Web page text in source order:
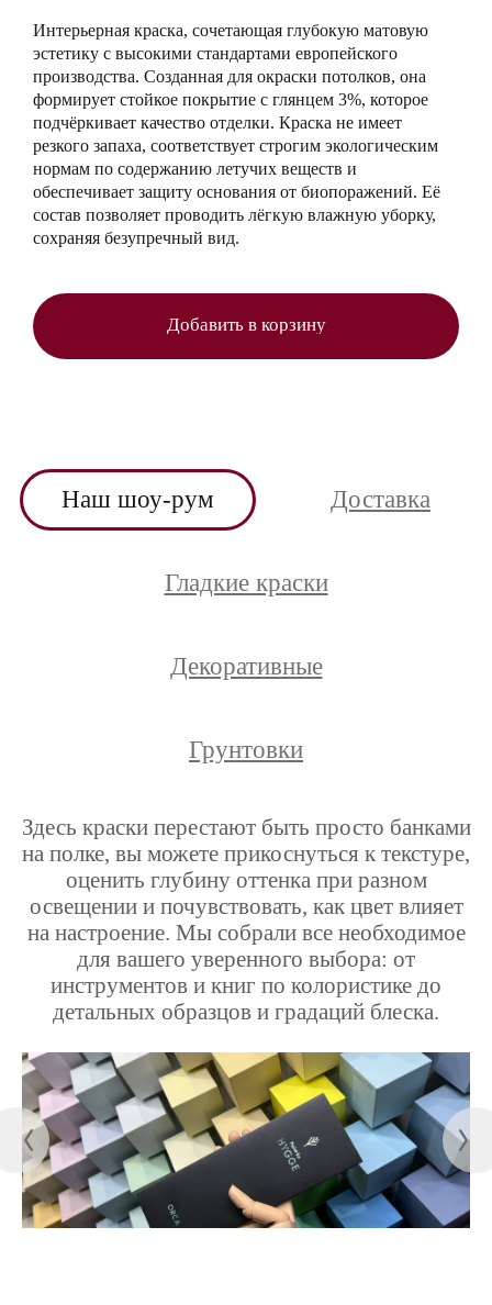
Интерьерная краска, сочетающая глубокую матовую
эстетику с высокими стандартами европейского
производства. Созданная для окраски потолков, она
формирует стойкое покрытие с глянцем 3%, которое
подчёркивает качество отделки. Краска не имеет
резкого запаха, соответствует строгим экологическим
нормам по содержанию летучих веществ и
обеспечивает защиту основания от биопоражений. Её
состав позволяет проводить лёгкую влажную уборку,
сохраняя безупречный вид.
Добавить в корзину
Наш шоу-рум Доставка
Гладкие краски
Декоративные
Грунтовки
Здесь краски перестают быть просто банками
на полке, вы можете прикоснуться к текстуре,
оценить глубину оттенка при разном
освещении и почувствовать, как цвет влияет
на настроение. Мы собрали все необходимое
для вашего уверенного выбора: от
инструментов и книг по колористике до
детальных образцов и градаций блеска.